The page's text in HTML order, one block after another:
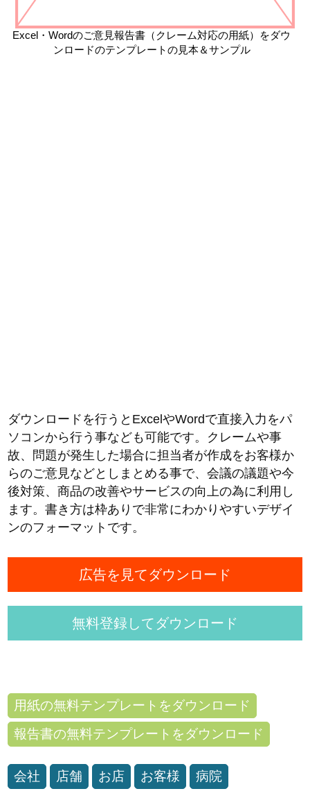
Excel・Wordのご意見報告書（クレーム対応の用紙）をダウ
ンロードのテンプレートの見本＆サンプル
ダウンロードを行うとExcelやWordで直接入力をパ
ソコンから行う事なども可能です。クレームや事
故、問題が発生した場合に担当者が作成をお客様か
らのご意見などとしまとめる事で、会議の議題や今
後対策、商品の改善やサービスの向上の為に利用し
ます。書き方は枠ありで非常にわかりやすいデザイ
ンのフォーマットです。
広告を見てダウンロード
無料登録してダウンロード
用紙の無料テンプレートをダウンロード
報告書の無料テンプレートをダウンロード
会社 店舗 お店 お客様 病院